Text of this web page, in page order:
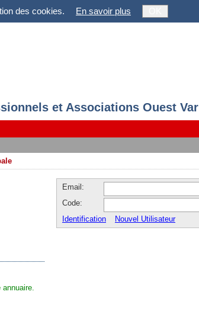
des cookies. En savoir plus
et Associations Ouest Var
Email:
Code:
Identification
Nouvel Utilisateur